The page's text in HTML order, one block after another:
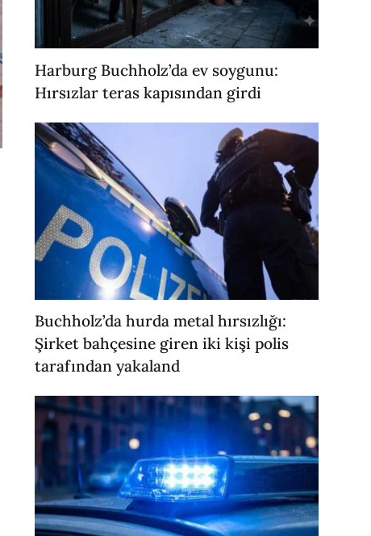
Harburg Buchholz’da ev soygunu:
Hırsızlar teras kapısından girdi
Buchholz’da hurda metal hırsızlığı:
Şirket bahçesine giren iki kişi polis
tarafından yakaland